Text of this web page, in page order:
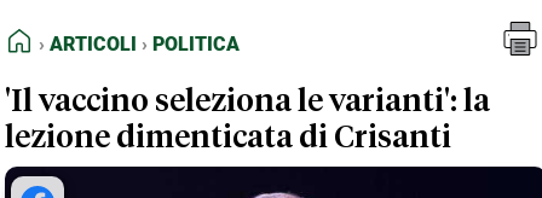
FEED RSS
NORMATIVE DEONTOLOGICHE
TERMINI e CONDIZIONI
HOME
ARTICOLI POLITICA
'Il vaccino seleziona le varianti': la
lezione dimenticata di Crisanti